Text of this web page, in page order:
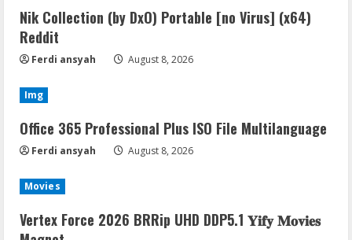
Nik Collection (by DxO) Portable [no Virus] (x64)
Reddit
Ferdi ansyah August 8, 2026
Img
Office 365 Professional Plus ISO File Multilanguage
Ferdi ansyah August 8, 2026
Movies
Vertex Force 2026 BRRip UHD DDP5.1 𝐘𝐢𝐟𝐲 𝐌𝐨𝐯𝐢𝐞𝐬